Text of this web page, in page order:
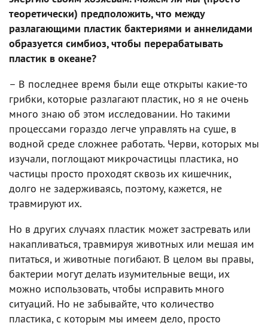
теоретически) предположить, что между
разлагающими пластик бактериями и аннелидами
образуется симбиоз, чтобы перерабатывать
пластик в океане?
– В последнее время были еще открыты какие-то
грибки, которые разлагают пластик, но я не очень
много знаю об этом исследовании. Но такими
процессами гораздо легче управлять на суше, в
водной среде сложнее работать. Черви, которых мы
изучали, поглощают микрочастицы пластика, но
частицы просто проходят сквозь их кишечник,
долго не задерживаясь, поэтому, кажется, не
травмируют их.
Но в других случаях пластик может застревать или
накапливаться, травмируя животных или мешая им
питаться, и животные погибают. В целом вы правы,
бактерии могут делать изумительные вещи, их
можно использовать, чтобы исправить много
ситуаций. Но не забывайте, что количество
пластика, с которым мы имеем дело, просто